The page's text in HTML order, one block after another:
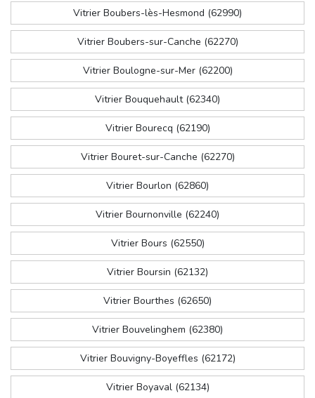
Vitrier Boubers-lès-Hesmond (62990)
Vitrier Boubers-sur-Canche (62270)
Vitrier Boulogne-sur-Mer (62200)
Vitrier Bouquehault (62340)
Vitrier Bourecq (62190)
Vitrier Bouret-sur-Canche (62270)
Vitrier Bourlon (62860)
Vitrier Bournonville (62240)
Vitrier Bours (62550)
Vitrier Boursin (62132)
Vitrier Bourthes (62650)
Vitrier Bouvelinghem (62380)
Vitrier Bouvigny-Boyeffles (62172)
Vitrier Boyaval (62134)